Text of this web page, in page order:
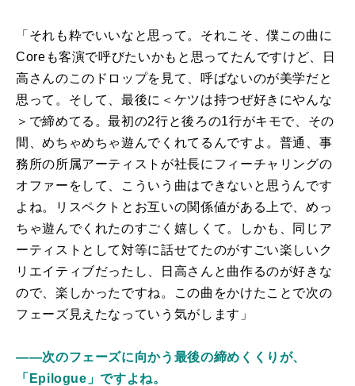
「それも粋でいいなと思って。それこそ、僕この曲に
Coreも客演で呼びたいかもと思ってたんですけど、日
高さんのこのドロップを見て、呼ばないのが美学だと
思って。そして、最後に＜ケツは持つぜ好きにやんな
＞で締めてる。最初の2行と後ろの1行がキモで、その
間、めちゃめちゃ遊んでくれてるんですよ。普通、事
務所の所属アーティストが社長にフィーチャリングの
オファーをして、こういう曲はできないと思うんです
よね。リスペクトとお互いの関係値がある上で、めっ
ちゃ遊んでくれたのすごく嬉しくて。しかも、同じア
ーティストとして対等に話せてたのがすごい楽しいク
リエイティブだったし、日高さんと曲作るのが好きな
ので、楽しかったですね。この曲をかけたことで次の
フェーズ見えたなっていう気がします」
――次のフェーズに向かう最後の締めくくりが、
「Epilogue」ですよね。